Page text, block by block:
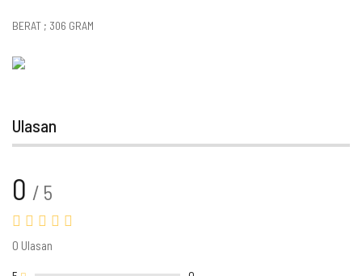
BERAT ; 306 GRAM
Ulasan
0 / 5
0 Ulasan